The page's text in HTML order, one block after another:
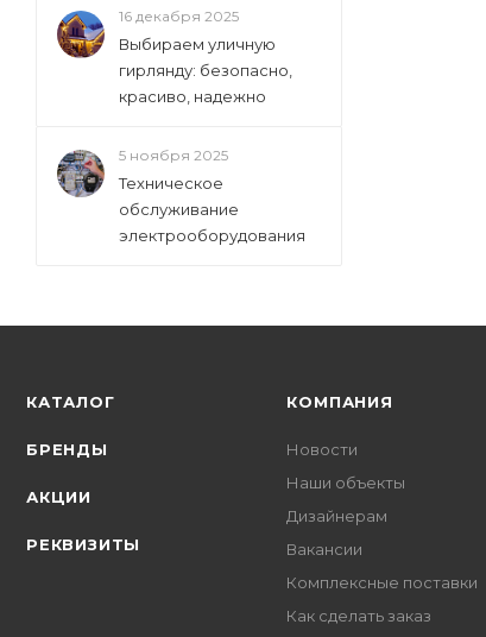
16 декабря 2025
Выбираем уличную
гирлянду: безопасно,
красиво, надежно
5 ноября 2025
Техническое
обслуживание
электрооборудования
КАТАЛОГ
БРЕНДЫ
АКЦИИ
РЕКВИЗИТЫ
КОМПАНИЯ
Новости
Наши объекты
Дизайнерам
Вакансии
Комплексные поставки
Как сделать заказ